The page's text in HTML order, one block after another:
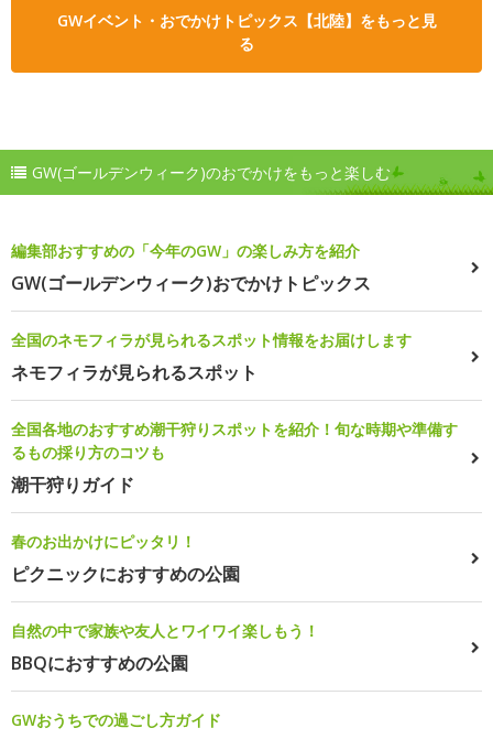
GWイベント・おでかけトピックス【北陸】をもっと見
る
GW(ゴールデンウィーク)のおでかけをもっと楽しむ
編集部おすすめの「今年のGW」の楽しみ方を紹介
GW(ゴールデンウィーク)おでかけトピックス
全国のネモフィラが見られるスポット情報をお届けします
ネモフィラが見られるスポット
全国各地のおすすめ潮干狩りスポットを紹介！旬な時期や準備す
るもの採り方のコツも
潮干狩りガイド
春のお出かけにピッタリ！
ピクニックにおすすめの公園
自然の中で家族や友人とワイワイ楽しもう！
BBQにおすすめの公園
GWおうちでの過ごし方ガイド